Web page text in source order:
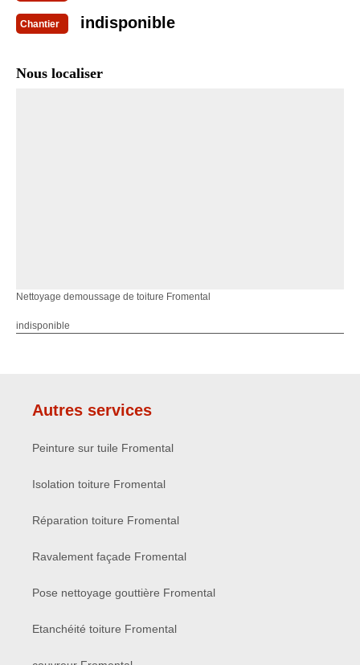
Chantier indisponible
Nous localiser
Nettoyage demoussage de toiture Fromental
indisponible
Autres services
Peinture sur tuile Fromental
Isolation toiture Fromental
Réparation toiture Fromental
Ravalement façade Fromental
Pose nettoyage gouttière Fromental
Etanchéité toiture Fromental